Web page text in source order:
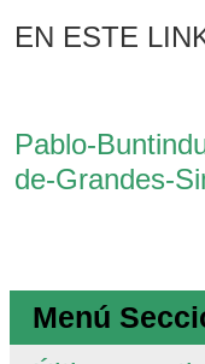
EN ESTE
Pablo-
de-Grandes-
Menú